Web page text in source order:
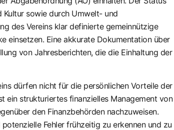
Kultur sowie durch Umwelt- und
des Vereins klar definierte gemeinnützige
einsetzen. Eine akkurate Dokumentation über
von Jahresberichten, die die Einhaltung der
dürfen nicht für die persönlichen Vorteile der
ein strukturiertes finanzielles Management von
den Finanzbehörden nachzuweisen.
Fehler frühzeitig zu erkennen und zu